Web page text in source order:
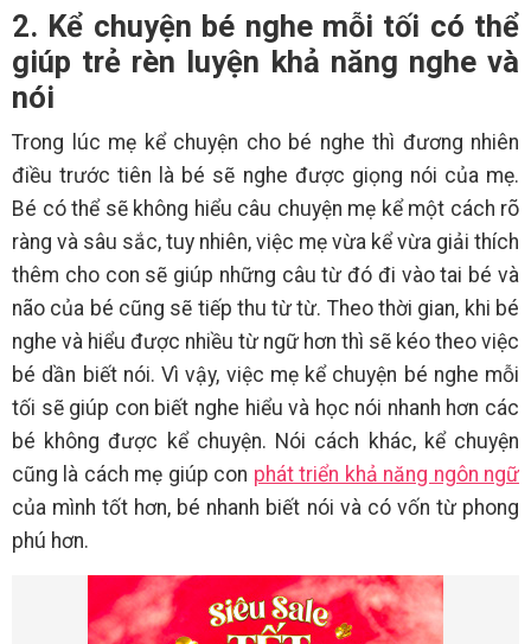
2. Kể chuyện bé nghe mỗi tối có thể
giúp trẻ rèn luyện khả năng nghe và
nói
Trong lúc mẹ kể chuyện cho bé nghe thì đương nhiên
điều trước tiên là bé sẽ nghe được giọng nói của mẹ.
Bé có thể sẽ không hiểu câu chuyện mẹ kể một cách rõ
ràng và sâu sắc, tuy nhiên, việc mẹ vừa kể vừa giải thích
thêm cho con sẽ giúp những câu từ đó đi vào tai bé và
não của bé cũng sẽ tiếp thu từ từ. Theo thời gian, khi bé
nghe và hiểu được nhiều từ ngữ hơn thì sẽ kéo theo việc
bé dần biết nói. Vì vậy, việc mẹ kể chuyện bé nghe mỗi
tối sẽ giúp con biết nghe hiểu và học nói nhanh hơn các
bé không được kể chuyện. Nói cách khác, kể chuyện
cũng là cách mẹ giúp con phát triển khả năng ngôn ngữ
của mình tốt hơn, bé nhanh biết nói và có vốn từ phong
phú hơn.